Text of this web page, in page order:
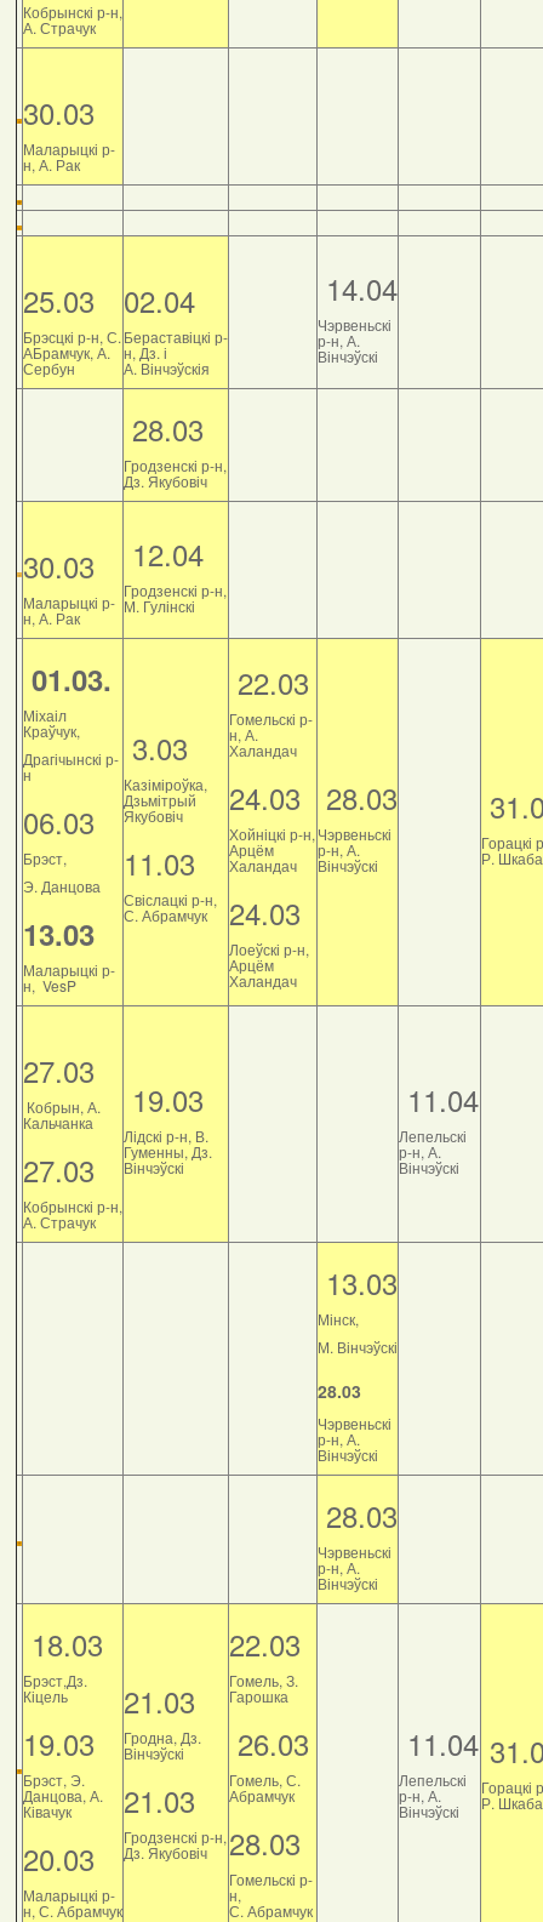
Кобрынскі р-н,
А. Страчук
30.03
Маларыцкі р-
н, А. Рак
25.03
Брэсцкі р-н, С.
АБрамчук, А.
Сербун
02.04
Бераставіцкі р-
н, Дз. і
А. Вінчэўскія
14.04
Чэрвеньскі
р-н, А.
Вінчэўскі
28.03
Гродзенскі р-н,
Дз. Якубовіч
30.03
Маларыцкі р-
н, А. Рак
12.04
Гродзенскі р-н,
М. Гулінскі
01.03.
Міхаіл
Краўчук,
Драгічынскі р-
н
06.03
Брэст,
Э. Данцова
13.03
Маларыцкі р-
н, VesP
3.03
Казіміроўка,
Дзьмітрый
Якубовіч
11.03
Свіслацкі р-н,
С. Абрамчук
22.03
Гомельскі р-
н, А.
Халандач
24.03
Хойніцкі р-н,
Арцём
Халандач
24.03
Лоеўскі р-н,
Арцём
Халандач
28.03
Чэрвеньскі
р-н, А.
Вінчэўскі
Горацкі
Р.
27.03
Кобрын, А.
Кальчанка
27.03
Кобрынскі р-н,
А. Страчук
19.03
Лідскі р-н, В.
Гуменны, Дз.
Вінчэўскі
11.04
Лепельскі
р-н, А.
Вінчэўскі
13.03
Мінск,
М. Вінчэўскі
28.03
Чэрвеньскі
р-н, А.
Вінчэўскі
28.03
Чэрвеньскі
р-н, А.
Вінчэўскі
18.03
Брэст,Дз.
Кіцель
19.03
Брэст, Э.
Данцова, А.
Ківачук
20.03
Маларыцкі р-
н, С. Абрамчук
21.03
Гродна, Дз.
Вінчэўскі
21.03
Гродзенскі р-н,
Дз. Якубовіч
22.03
Гомель, З.
Гарошка
26.03
Гомель, С.
Абрамчук
28.03
Гомельскі р-
н,
С. Абрамчук
11.04
Лепельскі
р-н, А.
Вінчэўскі
Горацкі
Р.